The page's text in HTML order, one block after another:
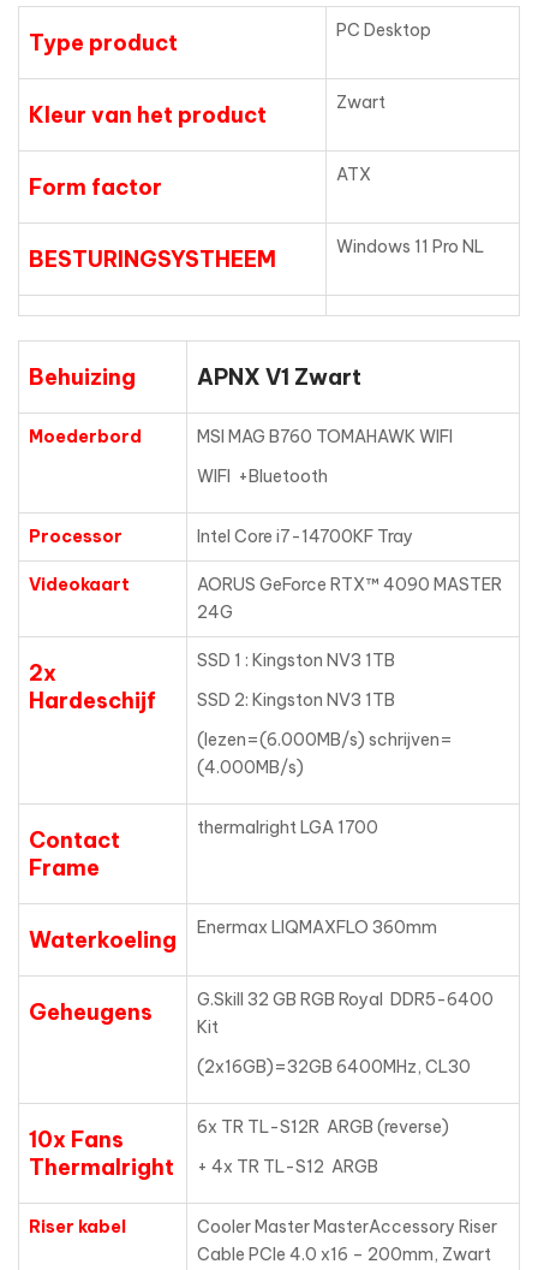
Type product PC Desktop
Kleur van het product Zwart
Form factor ATX
BESTURINGSYSTHEEM Windows 11 Pro NL
Behuizing APNX V1 Zwart
Moederbord
MSI MAG B760 TOMAHAWK WIFI
WIFI +Bluetooth
Processor Intel Core i7-14700KF Tray
Videokaart
AORUS GeForce RTX™ 4090 MASTER
24G
2x
Hardeschijf
SSD 1 : Kingston NV3 1TB
SSD 2: Kingston NV3 1TB
(lezen=(6.000MB/s) schrijven=
(4.000MB/s)
Contact
Frame
thermalright LGA 1700
Waterkoeling Enermax LIQMAXFLO 360mm
Geheugens
G.Skill 32 GB RGB Royal DDR5-6400
Kit
(2x16GB)=32GB 6400MHz, CL30
10x Fans
Thermalright
6x TR TL-S12R ARGB (reverse)
+ 4x TR TL-S12 ARGB
Riser kabel
Cooler Master MasterAccessory Riser
Cable PCIe 4.0 x16 – 200mm, Zwart